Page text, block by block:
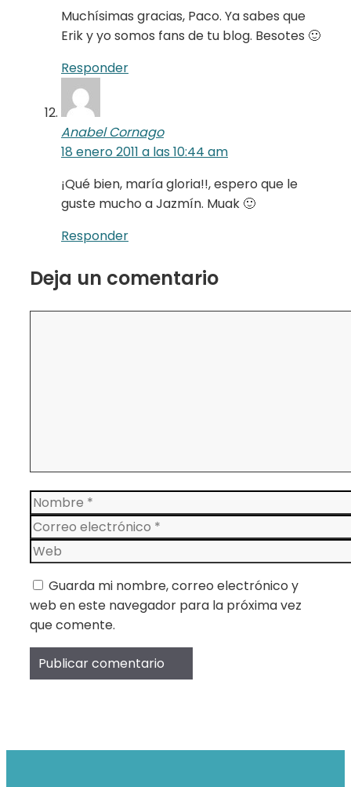
Muchísimas gracias, Paco. Ya sabes que
Erik y yo somos fans de tu blog. Besotes 🙂
Responder
Anabel Cornago
18 enero 2011 a las 10:44 am
¡Qué bien, maría gloria!!, espero que le
guste mucho a Jazmín. Muak 🙂
Responder
Deja un comentario
Nombre
Correo
electrónico
Web
Guarda mi nombre, correo electrónico y
web en este navegador para la próxima vez
que comente.